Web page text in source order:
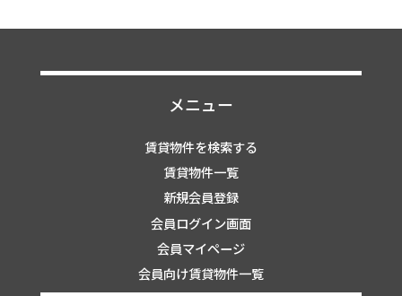
メニュー
賃貸物件を検索する
賃貸物件一覧
新規会員登録
会員ログイン画面
会員マイページ
会員向け賃貸物件一覧